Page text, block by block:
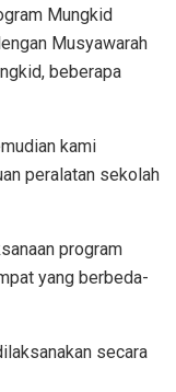
Mungkid
Musyawarah
beberapa
kami
peralatan sekolah
program
yang berbeda-
secara